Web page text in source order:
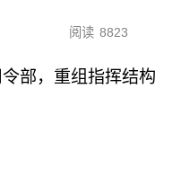
阅读 8823
部，重组指挥结构